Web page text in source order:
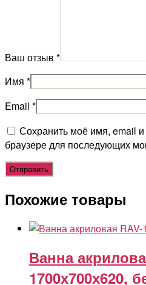
Ваш отзыв *
Имя *
Email *
Сохранить моё имя, email и
браузере для последующих
Похожие товары
Ванна
1700х700х620,